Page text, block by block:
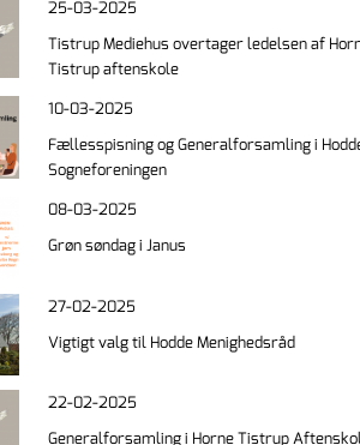
25-03-2025
Tistrup Mediehus overtager ledelsen af
Tistrup aftenskole
10-03-2025
Fællesspisning og Generalforsamling i
Sogneforeningen
08-03-2025
Grøn søndag i Janus
27-02-2025
Vigtigt valg til Hodde Menighedsråd
22-02-2025
Generalforsamling i Horne Tistrup